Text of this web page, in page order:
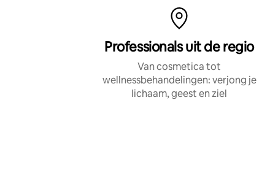
Professionals uit de regio
Van cosmetica tot
wellnessbehandelingen: verjong je
lichaam, geest en ziel